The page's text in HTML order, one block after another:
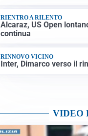
RIENTRO A RILENTO
Alcaraz, US Open
continua
RINNOVO VICINO
Inter, Dimarco verso il
VIDEO